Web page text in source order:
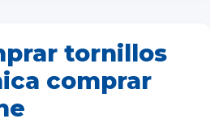
tornillos
comprar